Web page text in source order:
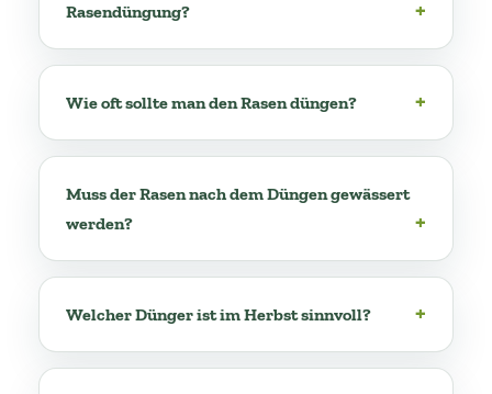
Rasendüngung?
Wie oft sollte man den Rasen düngen?
Muss der Rasen nach dem Düngen gewässert
werden?
Welcher Dünger ist im Herbst sinnvoll?